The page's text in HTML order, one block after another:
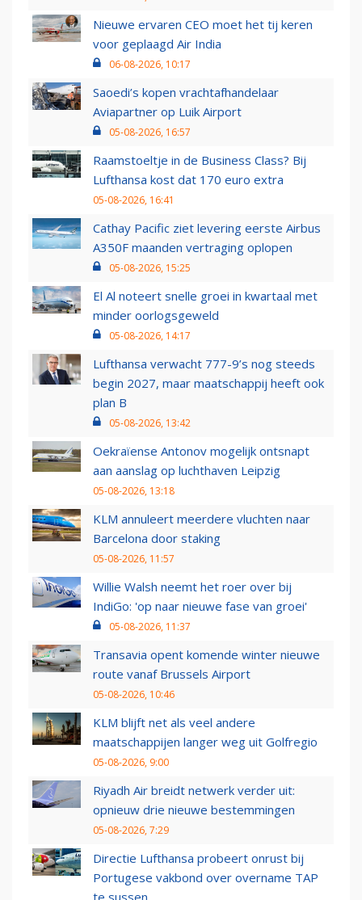
Nieuwe ervaren CEO moet het tij keren
voor geplaagd Air India
06-08-2026, 10:17
Saoedi’s kopen vrachtafhandelaar
Aviapartner op Luik Airport
05-08-2026, 16:57
Raamstoeltje in de Business Class? Bij
Lufthansa kost dat 170 euro extra
05-08-2026, 16:41
Cathay Pacific ziet levering eerste Airbus
A350F maanden vertraging oplopen
05-08-2026, 15:25
El Al noteert snelle groei in kwartaal met
minder oorlogsgeweld
05-08-2026, 14:17
Lufthansa verwacht 777-9’s nog steeds
begin 2027, maar maatschappij heeft ook
plan B
05-08-2026, 13:42
Oekraïense Antonov mogelijk ontsnapt
aan aanslag op luchthaven Leipzig
05-08-2026, 13:18
KLM annuleert meerdere vluchten naar
Barcelona door staking
05-08-2026, 11:57
Willie Walsh neemt het roer over bij
IndiGo: 'op naar nieuwe fase van groei'
05-08-2026, 11:37
Transavia opent komende winter nieuwe
route vanaf Brussels Airport
05-08-2026, 10:46
KLM blijft net als veel andere
maatschappijen langer weg uit Golfregio
05-08-2026, 9:00
Riyadh Air breidt netwerk verder uit:
opnieuw drie nieuwe bestemmingen
05-08-2026, 7:29
Directie Lufthansa probeert onrust bij
Portugese vakbond over overname TAP